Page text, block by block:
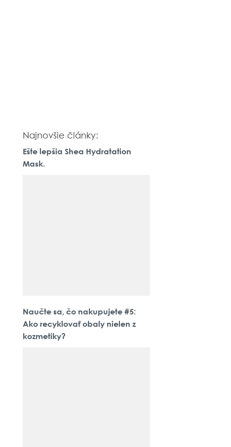
Najnovšie články:
Ešte lepšia Shea Hydratation
Mask.
Naučte sa, čo nakupujete #5:
Ako recyklovať obaly nielen z
kozmetiky?